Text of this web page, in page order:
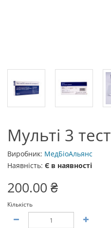
Мульті 3 тест
Виробник: МедБіоАльянс
Наявність: Є в наявності
200.00 ₴
Кількість